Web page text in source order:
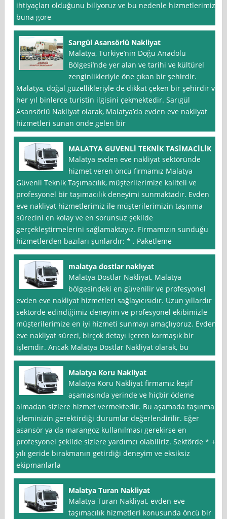
ihtiyaçları olduğunu biliyoruz ve bu nedenle hizmetlerimizi
buna göre
Sarıgül Asansörlü Nakliyat
Malatya, Türkiye’nin Doğu Anadolu
Bölgesi’nde yer alan ve tarihi ve kültürel
zenginlikleriyle öne çıkan bir şehirdir.
Malatya, doğal güzellikleriyle de dikkat çeken bir şehirdir ve
her yıl binlerce turistin ilgisini çekmektedir. Sarıgül
Asansörlü Nakliyat olarak, Malatya’da evden eve nakliyat
hizmetleri sunan önde gelen bir
MALATYA GUVENLİ TEKNİK TASİMACİLİK
Malatya evden eve nakliyat sektöründe
hizmet veren öncü firmamız Malatya
Güvenli Teknik Taşımacılık, müşterilerimize kaliteli ve
profesyonel bir taşımacılık deneyimi sunmaktadır. Evden
eve nakliyat hizmetlerimiz ile müşterilerimizin taşınma
sürecini en kolay ve en sorunsuz şekilde
gerçekleştirmelerini sağlamaktayız. Firmamızın sunduğu
hizmetlerden bazıları şunlardır: * . Paketleme
malatya dostlar naklıyat
Malatya Dostlar Nakliyat, Malatya
bölgesindeki en güvenilir ve profesyonel
evden eve nakliyat hizmetleri sağlayıcısıdır. Uzun yıllardır
sektörde edindiğimiz deneyim ve profesyonel ekibimizle
müşterilerimize en iyi hizmeti sunmayı amaçlıyoruz. Evden
eve nakliyat süreci, birçok detayı içeren karmaşık bir
işlemdir. Ancak Malatya Dostlar Nakliyat olarak, bu
Malatya Koru Nakliyat
Malatya Koru Nakliyat firmamız keşif
aşamasında yerinde ve hiçbir ödeme
almadan sizlere hizmet vermektedir. Bu aşamada taşınma
işleminizin gerektirdiği durumlar değerlendirilir. Eğer
asansör ya da marangoz kullanılması gerekirse en
profesyonel şekilde sizlere yardımcı olabiliriz. Sektörde * +
yılı geride bırakmanın getirdiği deneyim ve eksiksiz
ekipmanlarla
Malatya Turan Nakliyat
Malatya Turan Nakliyat, evden eve
taşımacılık hizmetleri konusunda öncü bir